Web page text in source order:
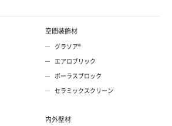
空間装飾材
グラソア®
エアロブリック
ポーラスブロック
セラミックスクリーン
内外壁材